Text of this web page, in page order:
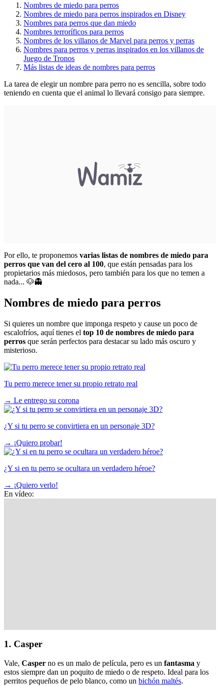
Nombres de miedo para perros
Nombres de miedo para perros inspirados en Disney
Nombres para perros que dan miedo
Nombres terroríficos para perros
Nombres de los villanos de Marvel para perros y perras
Nombres para perros y perras inspirados en los villanos de
Juego de Tronos
Más listas de ideas de nombres para perros
La tarea de elegir un nombre para perro no es sencilla, sobre todo
teniendo en cuenta que el animal lo llevará consigo para siempre.
Por ello, te proponemos varias listas de nombres de miedo para
perros que van del cero al 100, que están pensadas para los
propietarios más miedosos, pero también para los que no temen a
nada... 🐶👻
Nombres de miedo para perros
Si quieres un nombre que imponga respeto y cause un poco de
escalofríos, aquí tienes el top 10 de nombres de miedo para
perros que serán perfectos para destacar su lado más oscuro y
misterioso.
Tu perro merece tener su propio retrato real
→ Le entrego su corona
¿Y si tu perro se convirtiera en un personaje 3D?
→ ¡Quiero probar!
¿Y si en tu perro se ocultara un verdadero héroe?
→ ¡Quiero verlo!
En vídeo:
1. Casper
Vale, Casper no es un malo de película, pero es un fantasma y
estos siempre dan un poquito de miedo o de respeto. Ideal para los
perritos pequeños de pelo blanco, como un bichón maltés.